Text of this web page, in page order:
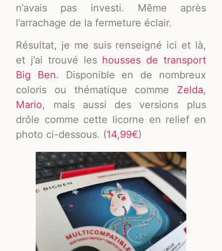
n’avais pas investi. Même après
l’arrachage de la fermeture éclair.
Résultat, je me suis renseigné ici et là,
et j’ai trouvé leshousses de transport
Big Ben. Disponible en de nombreux
coloris ou thématique comme Zelda,
Mario, mais aussi des versions plus
drôle comme cette licorne en relief en
photo ci-dessous. (14,99€)